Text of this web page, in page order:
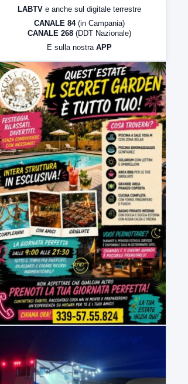
LabNews (Diretta)
23:00 LabNews (replica)
LABTV e anche sul digitale terrestre
CANALE 84 (in Campania)
CANALE 268 (DDT Nazionale)
E sulla nostra APP